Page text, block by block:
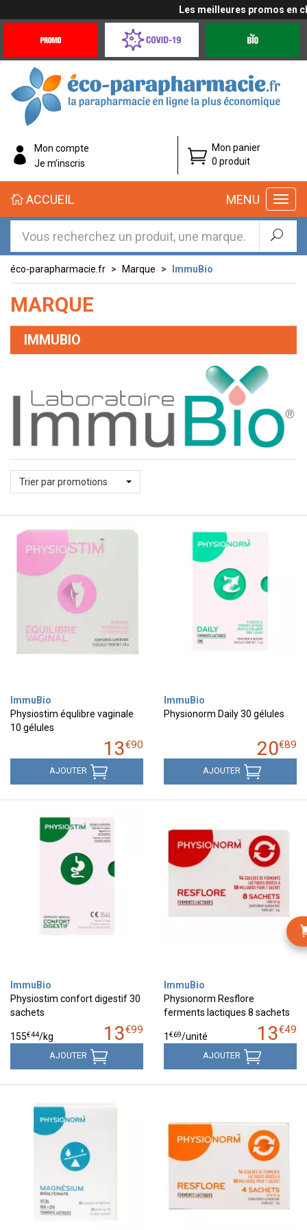
Les meilleures promos en
Offres
Coronavirus
éco-
parapharmacie.fr
éco-
parapharmacie.fr
Mon compte
Je m’inscris
Mon panier
0 produit
MENU
ACCUEIL
éco-parapharmacie.fr Marque ImmuBio
MARQUE
IMMUBIO
Trier par promotions
ImmuBio
Physiostim équlibre vaginale
10 gélules
13€90
AJOUTER
ImmuBio
Physionorm Daily 30 gélules
20€89
AJOUTER
ImmuBio
Physiostim confort digestif 30
sachets
13€99
155€44/kg
AJOUTER
ImmuBio
Physionorm Resflore
ferments lactiques 8 sachets
13€49
1 €69/unité
AJOUTER